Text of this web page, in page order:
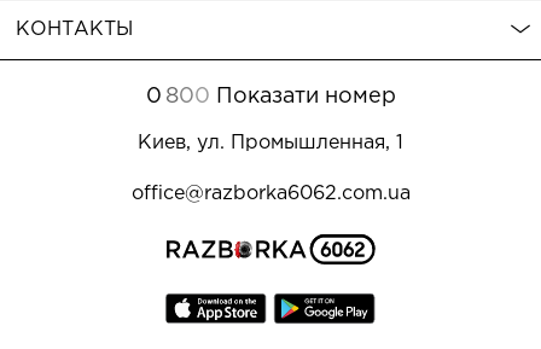
КОНТАКТЫ
0 800 Показати номер
Киев, ул. Промышленная, 1
office@razborka6062.com.ua